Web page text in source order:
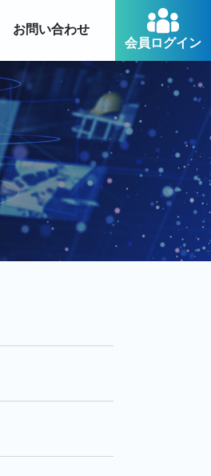
お問い合わせ
会員ログイン